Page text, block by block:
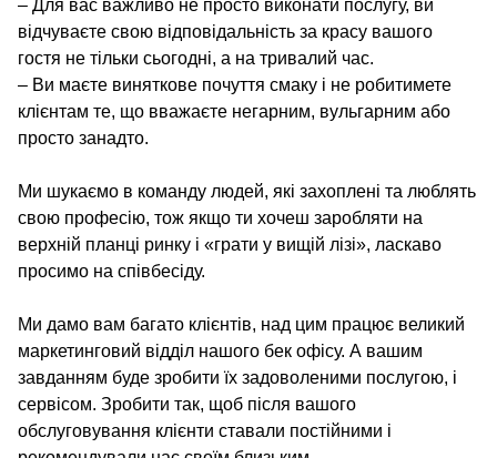
– Для вас важливо не просто виконати послугу, ви
відчуваєте свою відповідальність за красу вашого
гостя не тільки сьогодні, а на тривалий час.
– Ви маєте виняткове почуття смаку і не робитимете
клієнтам те, що вважаєте негарним, вульгарним або
просто занадто.
Ми шукаємо в команду людей, які захоплені та люблять
свою професію, тож якщо ти хочеш заробляти на
верхній планці ринку і «грати у вищій лізі», ласкаво
просимо на співбесіду.
Ми дамо вам багато клієнтів, над цим працює великий
маркетинговий відділ нашого бек офісу. А вашим
завданням буде зробити їх задоволеними послугою, і
сервісом. Зробити так, щоб після вашого
обслуговування клієнти ставали постійними і